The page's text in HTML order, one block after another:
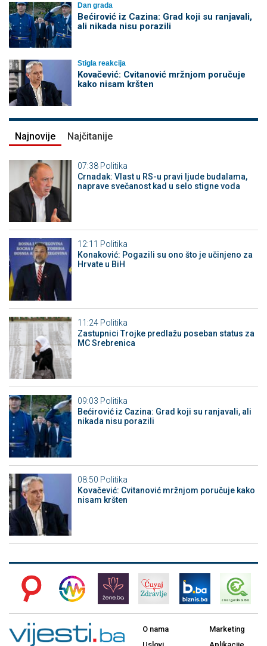
Dan grada
Bećirović iz Cazina: Grad koji su ranjavali,
ali nikada nisu porazili
Stigla reakcija
Kovačević: Cvitanović mržnjom poručuje
kako nisam kršten
Najnovije Najčitanije
07:38 Politika
Crnadak: Vlast u RS-u pravi ljude budalama,
naprave svečanost kad u selo stigne voda
12:11 Politika
Konaković: Pogazili su ono što je učinjeno za
Hrvate u BiH
11:24 Politika
Zastupnici Trojke predlažu poseban status za
MC Srebrenica
09:03 Politika
Bećirović iz Cazina: Grad koji su ranjavali, ali
nikada nisu porazili
08:50 Politika
Kovačević: Cvitanović mržnjom poručuje kako
nisam kršten
O nama
Marketing